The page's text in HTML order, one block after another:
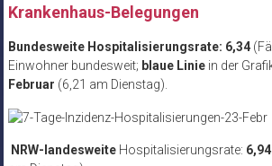
Krankenhaus-Belegungen
Bundesweite Hospitalisierungsrate: 6,34
Einwohner bundesweit; blaue Liniein der
Februar (6,21 am Dienstag).
NRW-landesweiteHospitalisierungsrate: